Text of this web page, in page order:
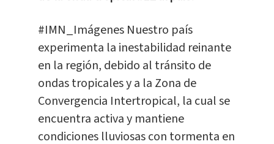
#IMN_ImágenesNuestro país
experimenta la inestabilidad reinante
en la región, debido al tránsito de
ondas tropicales y a la Zona de
Convergencia Intertropical, la cual se
encuentra activa y mantiene
condiciones lluviosas con tormenta en